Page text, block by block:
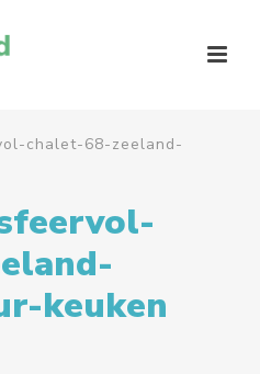
chalet-68-zeeland-
keuken